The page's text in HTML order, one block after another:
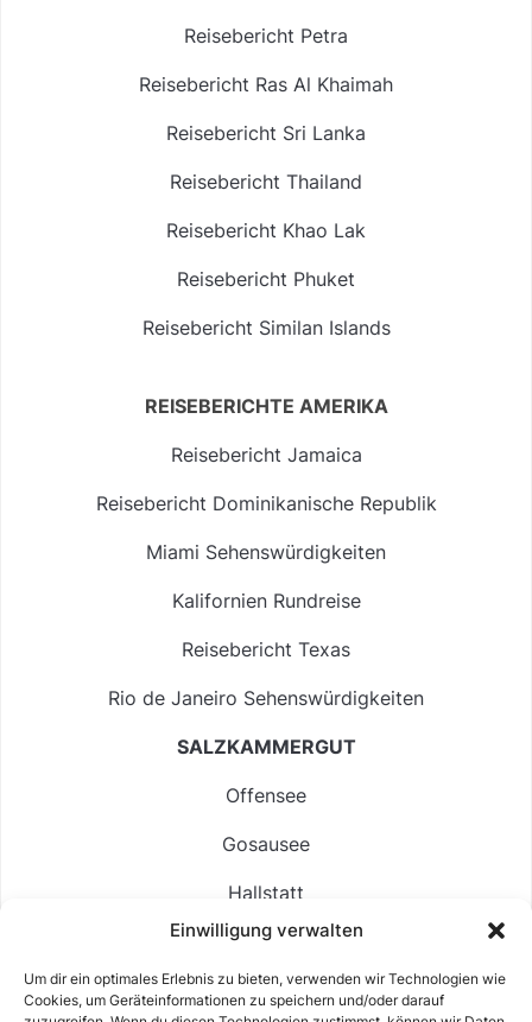
Einwilligung verwalten
Um dir ein optimales Erlebnis zu bieten, verwenden wir Technologien wie
Cookies, um Geräteinformationen zu speichern und/oder darauf
Reisebericht Petra
Reisebericht Ras Al Khaimah
Reisebericht Sri Lanka
Reisebericht Thailand
Reisebericht Khao Lak
Reisebericht Phuket
Reisebericht Similan Islands
REISEBERICHTE AMERIKA
Reisebericht Jamaica
Reisebericht Dominikanische Republik
Miami Sehenswürdigkeiten
Kalifornien Rundreise
Reisebericht Texas
Rio de Janeiro Sehenswürdigkeiten
SALZKAMMERGUT
Offensee
Gosausee
Hallstatt
Langbathsee
Altausseer See